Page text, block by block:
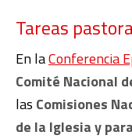
Tareas
En laConferencia
Comité Nacional
las Comisiones
de la Iglesia y